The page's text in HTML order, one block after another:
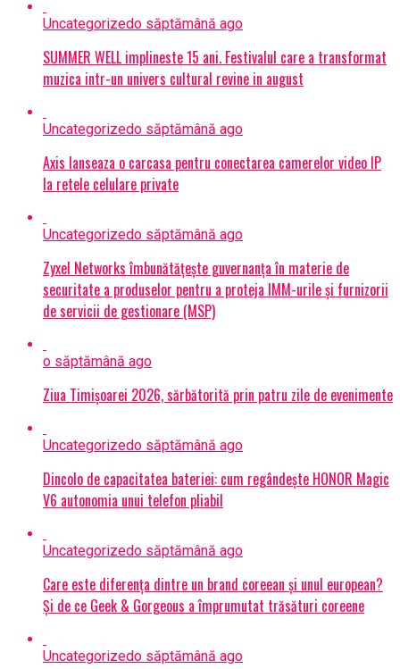
Uncategorizedo săptămână ago
SUMMER WELL implineste 15 ani. Festivalul care a transformat
muzica intr-un univers cultural revine in august
Uncategorizedo săptămână ago
Axis lanseaza o carcasa pentru conectarea camerelor video IP
la retele celulare private
Uncategorizedo săptămână ago
Zyxel Networks îmbunătățește guvernanța în materie de
securitate a produselor pentru a proteja IMM-urile și furnizorii
de servicii de gestionare (MSP)
o săptămână ago
Ziua Timișoarei 2026, sărbătorită prin patru zile de evenimente
Uncategorizedo săptămână ago
Dincolo de capacitatea bateriei: cum regândește HONOR Magic
V6 autonomia unui telefon pliabil
Uncategorizedo săptămână ago
Care este diferența dintre un brand coreean și unul european?
Și de ce Geek & Gorgeous a împrumutat trăsături coreene
Uncategorizedo săptămână ago